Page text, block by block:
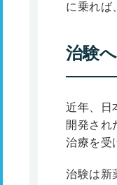
に乗れば
治験
近年、日
開発され
治療を受
治験は新